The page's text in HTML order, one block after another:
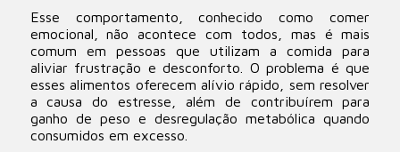
Esse comportamento, conhecido como comer
emocional, não acontece com todos, mas é mais
comum em pessoas que utilizam a comida para
aliviar frustração e desconforto. O problema é que
esses alimentos oferecem alívio rápido, sem resolver
a causa do estresse, além de contribuírem para
ganho de peso e desregulação metabólica quando
consumidos em excesso.